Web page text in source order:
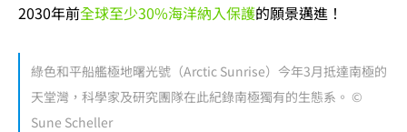
2030年前全球至少30%海洋納入保護的願景邁進！
綠色和平船艦極地曙光號（Arctic Sunrise）今年3月抵達南極的
天堂灣，科學家及研究團隊在此紀錄南極獨有的生態系。 ©
Sune Scheller